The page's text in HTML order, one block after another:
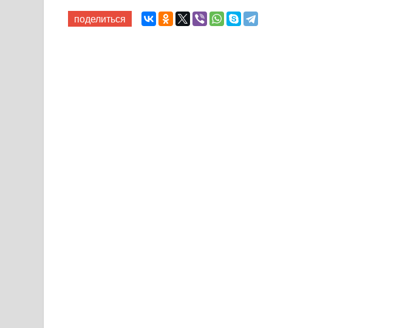
поделиться